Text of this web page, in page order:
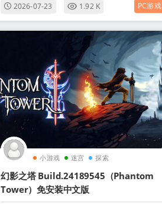
2026-07-23 1.92 K PC游戏
小游戏 迷宫 探索
幻影之塔 Build.24189545（Phantom
Tower）免安装中文版